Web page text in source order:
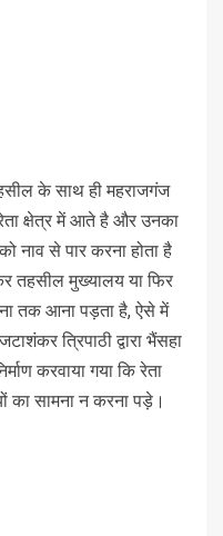
के साथ ही महराजगंज
क्षेत्र में आते है और उनका
नाव से पार करना होता है
तहसील मुख्यालय या फिर
तक आना पड़ता है, ऐसे में
त्रिपाठी द्वारा भैंसहा
करवाया गया कि रेता
का सामना न करना पड़े।